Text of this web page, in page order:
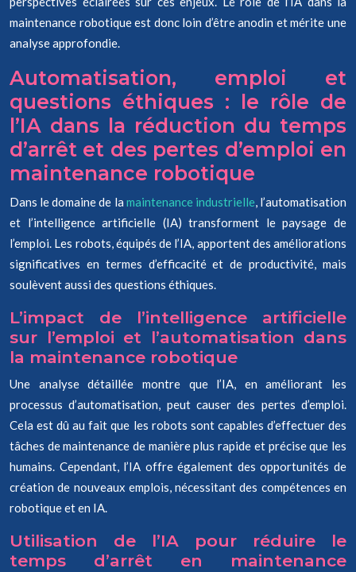
maintenance robotique est donc loin d’être anodin et mérite une
analyse approfondie.
Automatisation, emploi et
questions éthiques : le rôle de
l’IA dans la réduction du temps
d’arrêt et des pertes d’emploi en
maintenance robotique
Dans le domaine de la maintenance industrielle, l’automatisation
et l’intelligence artificielle (IA) transforment le paysage de
l’emploi. Les robots, équipés de l’IA, apportent des améliorations
significatives en termes d’efficacité et de productivité, mais
soulèvent aussi des questions éthiques.
L’impact de l’intelligence artificielle
sur l’emploi et l’automatisation dans
la maintenance robotique
Une analyse détaillée montre que l’IA, en améliorant les
processus d’automatisation, peut causer des pertes d’emploi.
Cela est dû au fait que les robots sont capables d’effectuer des
tâches de maintenance de manière plus rapide et précise que les
humains. Cependant, l’IA offre également des opportunités de
création de nouveaux emplois, nécessitant des compétences en
robotique et en IA.
Utilisation de l’IA pour réduire le
temps d’arrêt en maintenance